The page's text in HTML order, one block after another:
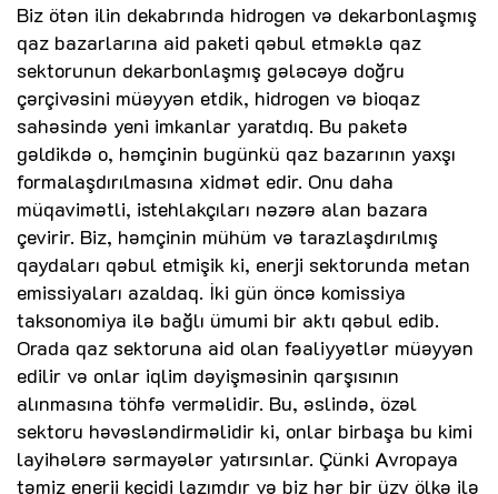
Biz ötən ilin dekabrında hidrogen və dekarbonlaşmış
qaz bazarlarına aid paketi qəbul etməklə qaz
sektorunun dekarbonlaşmış gələcəyə doğru
çərçivəsini müəyyən etdik, hidrogen və bioqaz
sahəsində yeni imkanlar yaratdıq. Bu paketə
gəldikdə o, həmçinin bugünkü qaz bazarının yaxşı
formalaşdırılmasına xidmət edir. Onu daha
müqavimətli, istehlakçıları nəzərə alan bazara
çevirir. Biz, həmçinin mühüm və tarazlaşdırılmış
qaydaları qəbul etmişik ki, enerji sektorunda metan
emissiyaları azaldaq. İki gün öncə komissiya
taksonomiya ilə bağlı ümumi bir aktı qəbul edib.
Orada qaz sektoruna aid olan fəaliyyətlər müəyyən
edilir və onlar iqlim dəyişməsinin qarşısının
alınmasına töhfə verməlidir. Bu, əslində, özəl
sektoru həvəsləndirməlidir ki, onlar birbaşa bu kimi
layihələrə sərmayələr yatırsınlar. Çünki Avropaya
təmiz enerji keçidi lazımdır və biz hər bir üzv ölkə ilə